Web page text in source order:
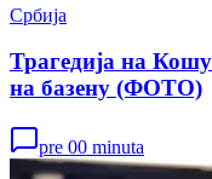
Србија
Трагедија на
на базену (ФОТО)
pre 00 minuta